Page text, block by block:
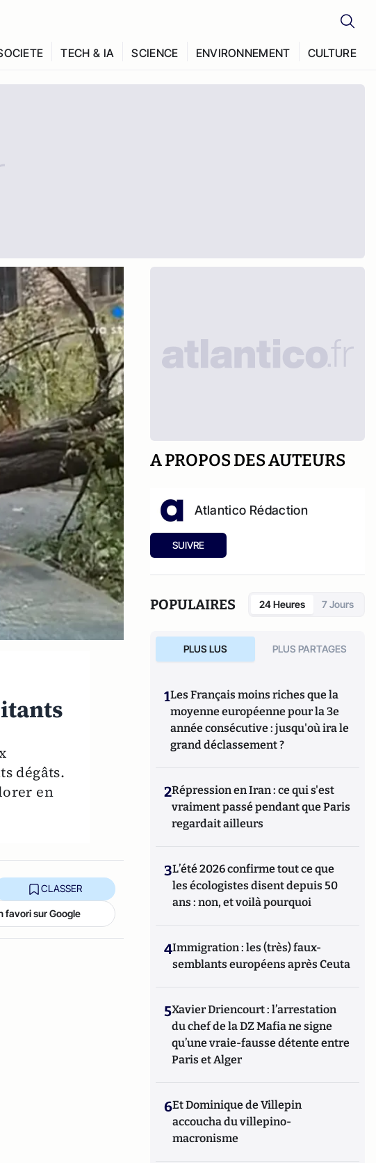
TECH & IA SCIENCE ENVIRONNEMENT CULTURE
dégâts.
en
CLASSER
favori sur Google
A PROPOS DES AUTEURS
Atlantico Rédaction
SUIVRE
POPULAIRES 24 Heures 7 Jours
PLUS LUS PLUS PARTAGES
1Les Français moins riches que la
moyenne européenne pour la 3e
année consécutive : jusqu'où ira le
grand déclassement ?
2Répression en Iran : ce qui s'est
vraiment passé pendant que Paris
regardait ailleurs
3L’été 2026 confirme tout ce que
les écologistes disent depuis 50
ans : non, et voilà pourquoi
4Immigration : les (très) faux-
semblants européens après Ceuta
5Xavier Driencourt : l’arrestation
du chef de la DZ Mafia ne signe
qu’une vraie-fausse détente entre
Paris et Alger
6Et Dominique de Villepin
accoucha du villepino-
macronisme